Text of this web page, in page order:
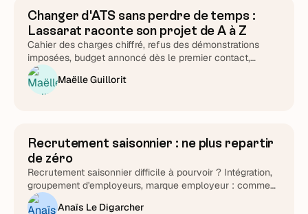
ATS & Outils
Changer d'ATS sans perdre de temps :
Lassarat raconte son projet de A à Z
Cahier des charges chiffré, refus des démonstrations
imposées, budget annoncé dès le premier contact,
support testé chronomètre en main : Lucie Treussart
détaille chaque arbitrage. Une méthode reproductible,
quel que soit l'éditeur que vous choisirez au final.
Maëlle Guillorit
Attirer et cibler
Recrutement saisonnier : ne plus repartir
de zéro
Recrutement saisonnier difficile à pourvoir ? Intégration,
groupement d'employeurs, marque employeur : comment
transformer le cycle en fidélisation durable.
Anaïs Le Digarcher